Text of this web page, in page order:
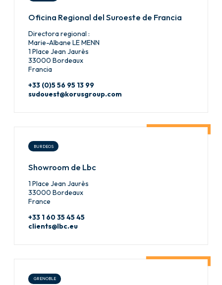
Oficina Regional del Suroeste de Francia
Directora regional :
Marie-Albane LE MENN
1 Place Jean Jaurès
33000 Bordeaux
Francia
+33 (0)5 56 95 13 99
sudouest@korusgroup.com
BURDEOS
Showroom de Lbc
1 Place Jean Jaurès
33000 Bordeaux
France
+33 1 60 35 45 45
clients@lbc.eu
GRENOBLE